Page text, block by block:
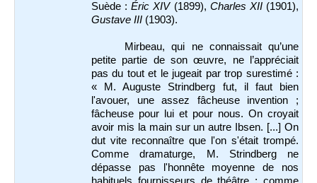
Suède :Éric XIV(1899), Charles XII(1901),
Gustave III (1903).
Mirbeau, qui ne connaissait qu’une
petite partie de son œuvre, ne l’appréciait
pas du tout et le jugeait par trop surestimé :
« M. Auguste Strindberg fut, il faut bien
l'avouer, une assez fâcheuse invention ;
fâcheuse pour lui et pour nous. On croyait
avoir mis la main sur un autre Ibsen. [...] On
dut vite reconnaître que l'on s'était trompé.
Comme dramaturge, M. Strindberg ne
dépasse pas l'honnête moyenne de nos